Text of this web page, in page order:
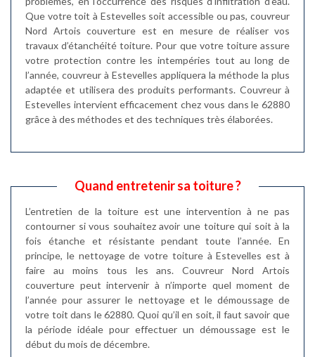
Que votre toit à Estevelles soit accessible ou pas, couvreur
Nord Artois couverture est en mesure de réaliser vos
travaux d’étanchéité toiture. Pour que votre toiture assure
votre protection contre les intempéries tout au long de
l’année, couvreur à Estevelles appliquera la méthode la plus
adaptée et utilisera des produits performants. Couvreur à
Estevelles intervient efficacement chez vous dans le 62880
grâce à des méthodes et des techniques très élaborées.
Quand entretenir sa toiture ?
L’entretien de la toiture est une intervention à ne pas
contourner si vous souhaitez avoir une toiture qui soit à la
fois étanche et résistante pendant toute l’année. En
principe, le nettoyage de votre toiture à Estevelles est à
faire au moins tous les ans. Couvreur Nord Artois
couverture peut intervenir à n’importe quel moment de
l’année pour assurer le nettoyage et le démoussage de
votre toit dans le 62880. Quoi qu’il en soit, il faut savoir que
la période idéale pour effectuer un démoussage est le
début du mois de décembre.